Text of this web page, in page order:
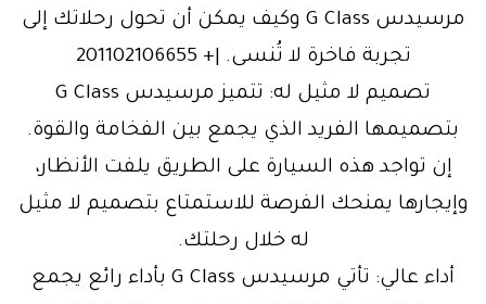
مرسيدس G Class وكيف يمكن أن تحول رحلاتك إلى
تجربة فاخرة لا تُنسى. |+ 201102106655
تصميم لا مثيل له: تتميز مرسيدس G Class
بتصميمها الفريد الذي يجمع بين الفخامة والقوة.
إن تواجد هذه السيارة على الطريق يلفت الأنظار،
وإيجارها يمنحك الفرصة للاستمتاع بتصميم لا مثيل
له خلال رحلتك.
أداء عالي: تأتي مرسيدس G Class بأداء رائع يجمع